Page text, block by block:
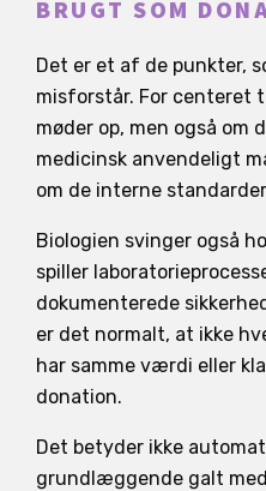
BRUGT SOM
Det er et af de punkter,
misforstår. For centeret
møder op, men også om
medicinsk anvendeligt
om de interne
Biologien svinger også
spiller
dokumenterede
er det normalt, at ikke
har samme værdi eller
donation.
Det betyder ikke
grundlæggende galt